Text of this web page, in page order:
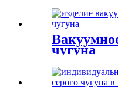
чугуна